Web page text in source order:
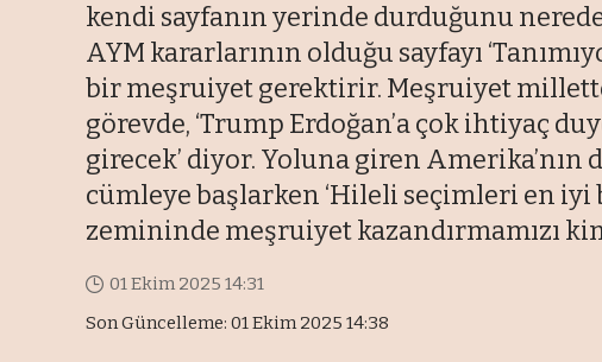
kendi sayfanın yerinde durduğunu
AYM kararlarının olduğu sayfayı
bir meşruiyet gerektirir. Meşruiyet
görevde, ‘Trump Erdoğan’a çok ihtiyaç
girecek’ diyor. Yoluna giren
cümleye başlarken ‘Hileli seçimleri en
zemininde meşruiyet kazandırmamızı
Son Güncelleme: 01 Ekim 2025 14:38
01 Ekim 2025 14:31